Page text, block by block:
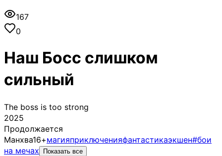
167
0
Наш Босс слишком
сильный
The boss is too strong
2025
Продолжается
Манхва16+магияприключенияфантастикаэкшен#бои
на мечах
Показать все